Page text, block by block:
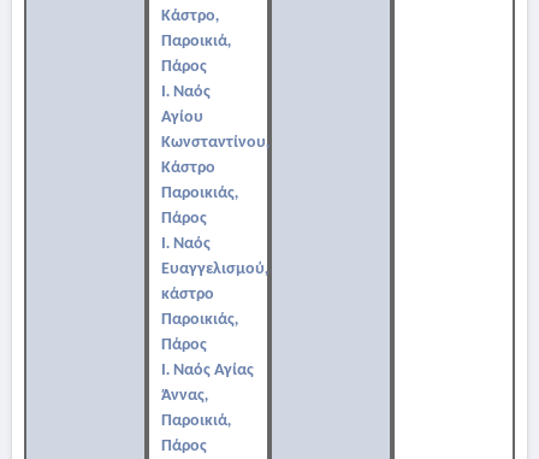
Κάστρο,
Παροικιά,
Πάρος
Ι. Ναός
Αγίου
Κωνσταντίνου,
Κάστρο
Παροικιάς,
Πάρος
Ι. Ναός
Ευαγγελισμού,
κάστρο
Παροικιάς,
Πάρος
Ι. Ναός Αγίας
Άννας,
Παροικιά,
Πάρος